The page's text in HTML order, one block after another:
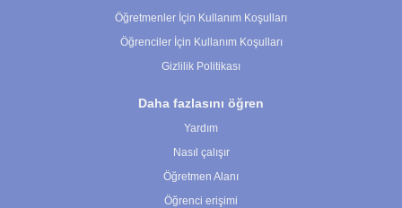
Öğretmenler İçin Kullanım Koşulları
Öğrenciler İçin Kullanım Koşulları
Gizlilik Politikası
Daha fazlasını öğren
Yardım
Nasıl çalışır
Öğretmen Alanı
Öğrenci erişimi